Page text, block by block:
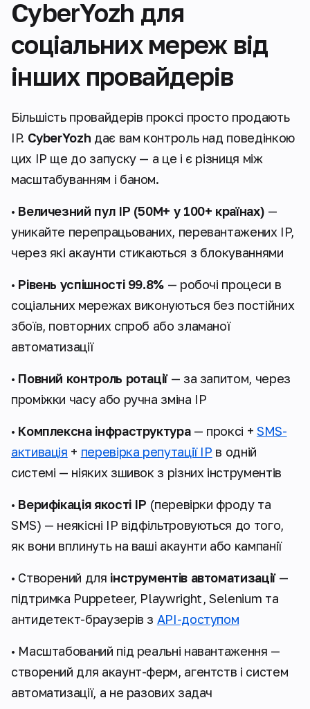
CyberYozh для
соціальних мереж від
інших провайдерів
Більшість провайдерів проксі просто продають
IP. CyberYozh дає вам контроль над поведінкою
цих IP ще до запуску — а це і є різниця між
масштабуванням і баном.
• Величезний пул IP (50M+ у 100+ країнах) —
уникайте перепрацьованих, перевантажених IP,
через які акаунти стикаються з блокуваннями
• Рівень успішності 99.8% — робочі процеси в
соціальних мережах виконуються без постійних
збоїв, повторних спроб або зламаної
автоматизації
• Повний контроль ротації— за запитом, через
проміжки часу або ручна зміна IP
• Комплексна інфраструктура— проксі + SMS-
активація + перевірка репутації IP в одній
системі — ніяких зшивок з різних інструментів
• Верифікація якості IP (перевірки фроду та
SMS) — неякісні IP відфільтровуються до того,
як вони вплинуть на ваші акаунти або кампанії
• Створений для інструментів автоматизації—
підтримка Puppeteer, Playwright, Selenium та
антидетект-браузерів з API-доступом
• Масштабований під реальні навантаження —
створений для акаунт-ферм, агентств і систем
автоматизації, а не разових задач